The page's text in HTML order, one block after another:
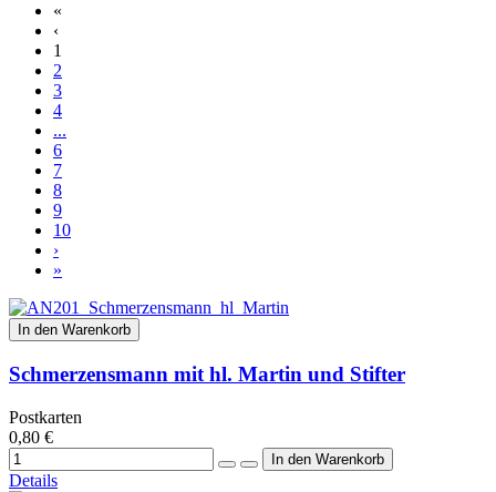
«
‹
1
2
3
4
...
6
7
8
9
10
›
»
In den Warenkorb
Schmerzensmann mit hl. Martin und Stifter
Postkarten
0,80 €
Details